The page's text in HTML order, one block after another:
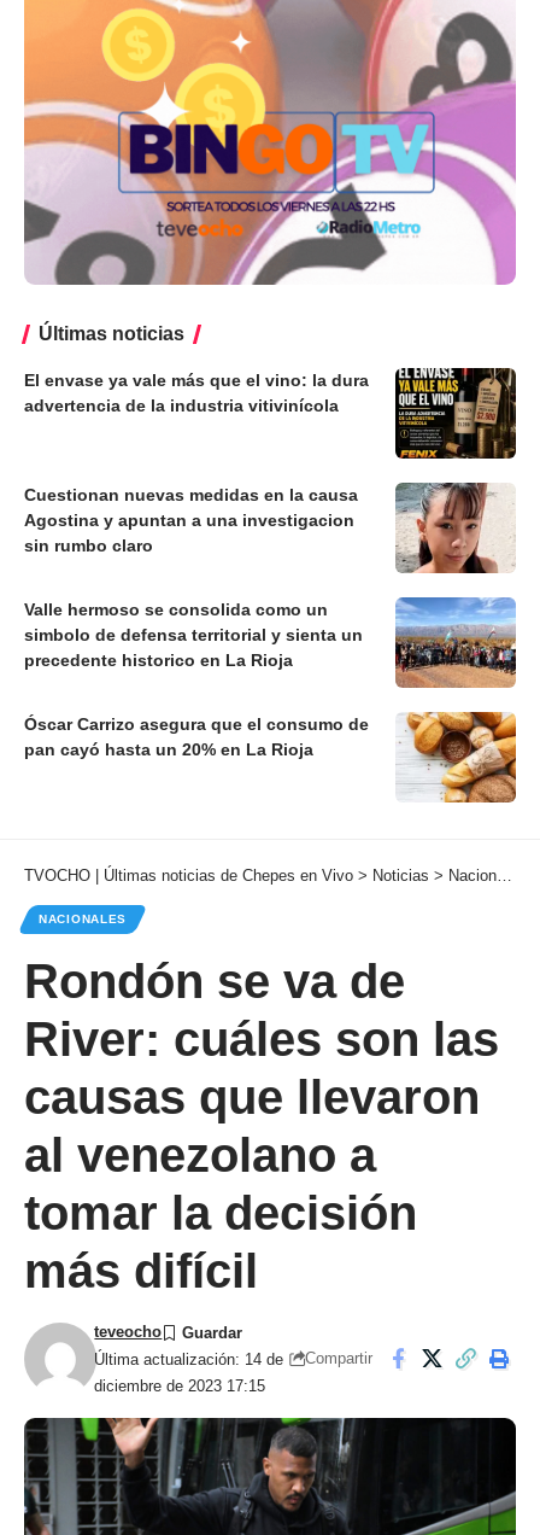
Últimas noticias
El envase ya vale más que el vino: la dura
advertencia de la industria vitivinícola
Cuestionan nuevas medidas en la causa
Agostina y apuntan a una investigacion
sin rumbo claro
Valle hermoso se consolida como un
simbolo de defensa territorial y sienta un
precedente historico en La Rioja
Óscar Carrizo asegura que el consumo de
pan cayó hasta un 20% en La Rioja
TVOCHO | Últimas noticias de Chepes en Vivo > Noticias > Nacionales
NACIONALES
Rondón se va de
River: cuáles son las
causas que llevaron
al venezolano a
tomar la decisión
más difícil
Última actualización: 14 de
diciembre de 2023 17:15
teveocho
Compartir